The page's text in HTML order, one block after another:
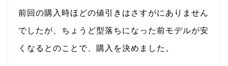
前回の購入時ほどの値引きはさすがにありません
でしたが、ちょうど型落ちになった前モデルが安
くなるとのことで、購入を決めました。